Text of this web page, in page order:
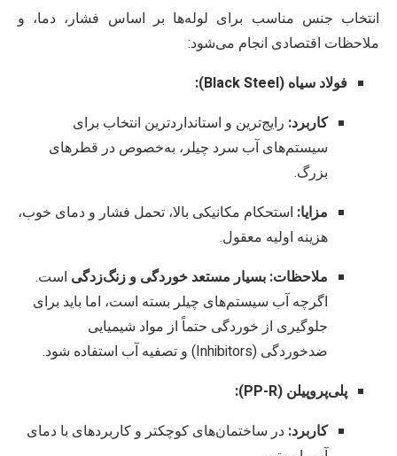
انتخاب جنس مناسب برای لوله‌ها بر اساس فشار، دما، و
ملاحظات اقتصادی انجام می‌شود:
فولاد سیاه (Black Steel):
کاربرد: رایج‌ترین و استانداردترین انتخاب برای
سیستم‌های آب سرد چیلر، به‌خصوص در قطرهای
بزرگ.
مزایا: استحکام مکانیکی بالا، تحمل فشار و دمای خوب،
هزینه اولیه معقول.
ملاحظات: بسیار مستعد خوردگی و زنگ‌زدگی است.
اگرچه آب سیستم‌های چیلر بسته است، اما باید برای
جلوگیری از خوردگی حتماً از مواد شیمیایی
ضدخوردگی (Inhibitors) و تصفیه آب استفاده شود.
پلی‌پروپیلن (PP-R):
کاربرد: در ساختمان‌های کوچکتر و کاربردهای با دمای